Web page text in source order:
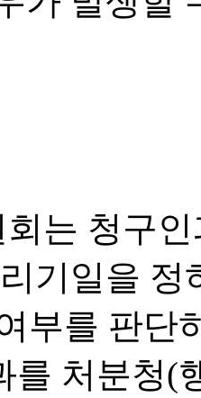
는 청구
기일을 정
부를 판단
를 처분청(